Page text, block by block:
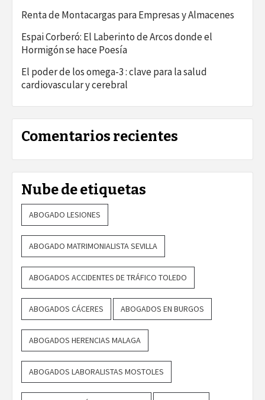
Renta de Montacargas para Empresas y Almacenes
Espai Corberó: El Laberinto de Arcos donde el
Hormigón se hace Poesía
El poder de los omega-3 : clave para la salud
cardiovascular y cerebral
Comentarios recientes
Nube de etiquetas
ABOGADO LESIONES
ABOGADO MATRIMONIALISTA SEVILLA
ABOGADOS ACCIDENTES DE TRÁFICO TOLEDO
ABOGADOS CÁCERES ABOGADOS EN BURGOS
ABOGADOS HERENCIAS MALAGA
ABOGADOS LABORALISTAS MOSTOLES